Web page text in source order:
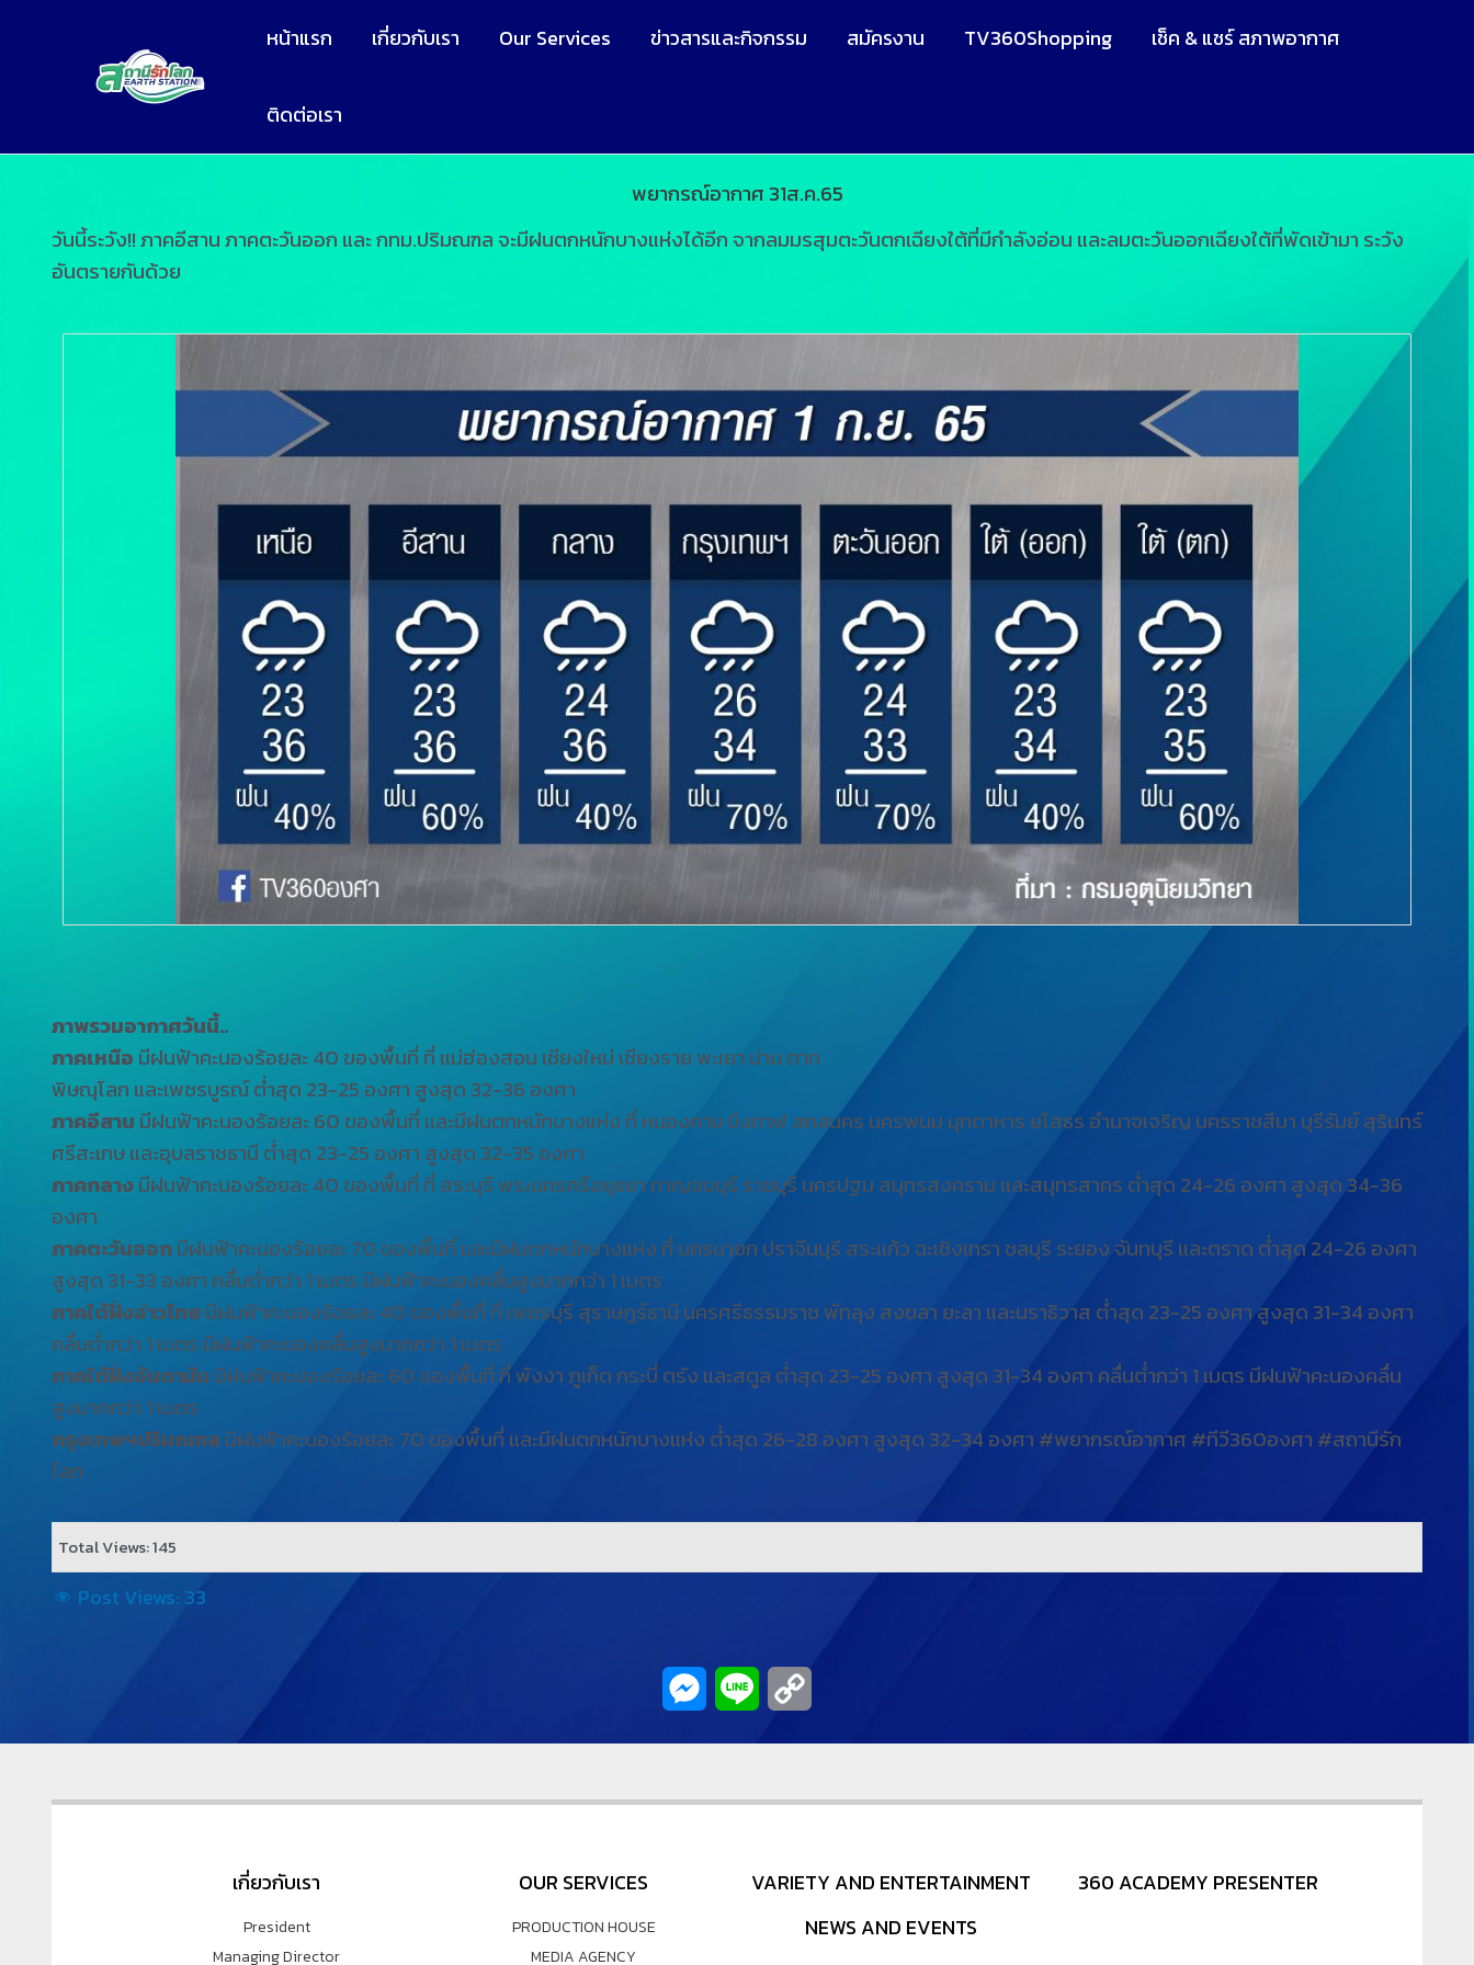
หน้าแรก เกี่ยวกับเรา Our Services ข่าวสารและกิจกรรม สมัครงาน TV360Shopping เช็ค & แชร์ สภาพอากาศ
ติดต่อเรา
พยากรณ์อากาศ 31ส.ค.65
วันนี้ระวัง!! ภาคอีสาน ภาคตะวันออก และ กทม.ปริมณฑล จะมีฝนตกหนักบางแห่งได้อีก จากลมมรสุมตะวันตกเฉียงใต้ที่มีกำลังอ่อน และลมตะวันออกเฉียงใต้ที่พัดเข้ามา ระวัง
อันตรายกันด้วย
ภาพรวมอากาศวันนี้..
ภาคเหนือ มีฝนฟ้าคะนองร้อยละ 40 ของพื้นที่ ที่ แม่ฮ่องสอน เชียงใหม่ เชียงราย พะเยา น่าน ตาก
พิษณุโลก และเพชรบูรณ์ ต่ำสุด 23-25 องศา สูงสุด 32-36 องศา
ภาคอีสาน มีฝนฟ้าคะนองร้อยละ 60 ของพื้นที่ และมีฝนตกหนักบางแห่ง ที่ หนองคาย บึงกาฬ สกลนคร นครพนม มุกดาหาร ยโสธร อำนาจเจริญ นครราชสีมา บุรีรัมย์ สุรินทร์
ศรีสะเกษ และอุบลราชธานี ต่ำสุด 23-25 องศา สูงสุด 32-35 องศา
ภาคกลางมีฝนฟ้าคะนองร้อยละ 40 ของพื้นที่ ที่ สระบุรี พระนครศรีอยุธยา กาญจนบุรี ราชบุรี นครปฐม สมุทรสงคราม และสมุทรสาคร ต่ำสุด 24-26 องศา สูงสุด 34-36
องศา
ภาคตะวันออกมีฝนฟ้าคะนองร้อยละ 70 ของพื้นที่ และมีฝนตกหนักบางแห่ง ที่ นครนายก ปราจีนบุรี สระแก้ว ฉะเชิงเทรา ชลบุรี ระยอง จันทบุรี และตราด ต่ำสุด 24-26 องศา
สูงสุด 31-33 องศา คลื่นต่ำกว่า 1 เมตร มีฝนฟ้าคะนองคลื่นสูงมากกว่า 1 เมตร
ภาคใต้ฝั่งอ่าวไทยมีฝนฟ้าคะนองร้อยละ 40 ของพื้นที่ ที่ เพชรบุรี สุราษฎร์ธานี นครศรีธรรมราช พัทลุง สงขลา ยะลา และนราธิวาส ต่ำสุด 23-25 องศา สูงสุด 31-34 องศา
คลื่นต่ำกว่า 1 เมตร มีฝนฟ้าคะนองคลื่นสูงมากกว่า 1 เมตร
ภาคใต้ฝั่งอันดามัน มีฝนฟ้าคะนองร้อยละ 60 ของพื้นที่ ที่ พังงา ภูเก็ต กระบี่ ตรัง และสตูล ต่ำสุด 23-25 องศา สูงสุด 31-34 องศา คลื่นต่ำกว่า 1 เมตร มีฝนฟ้าคะนองคลื่น
สูงมากกว่า 1 เมตร
กรุงเทพฯปริมณฑล มีฝนฟ้าคะนองร้อยละ 70 ของพื้นที่ และมีฝนตกหนักบางแห่ง ต่ำสุด 26-28 องศา สูงสุด 32-34 องศา #พยากรณ์อากาศ #ทีวี360องศา #สถานีรัก
โลก
Total Views: 145
Post Views: 33
Messenger
Line
เกี่ยวกับเรา
President
Managing Director
OUR SERVICES
PRODUCTION HOUSE
MEDIA AGENCY
VARIETY AND ENTERTAINMENT
NEWS AND EVENTS
360 ACADEMY PRESENTER